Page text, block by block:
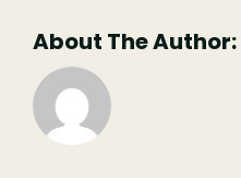
About The Author: